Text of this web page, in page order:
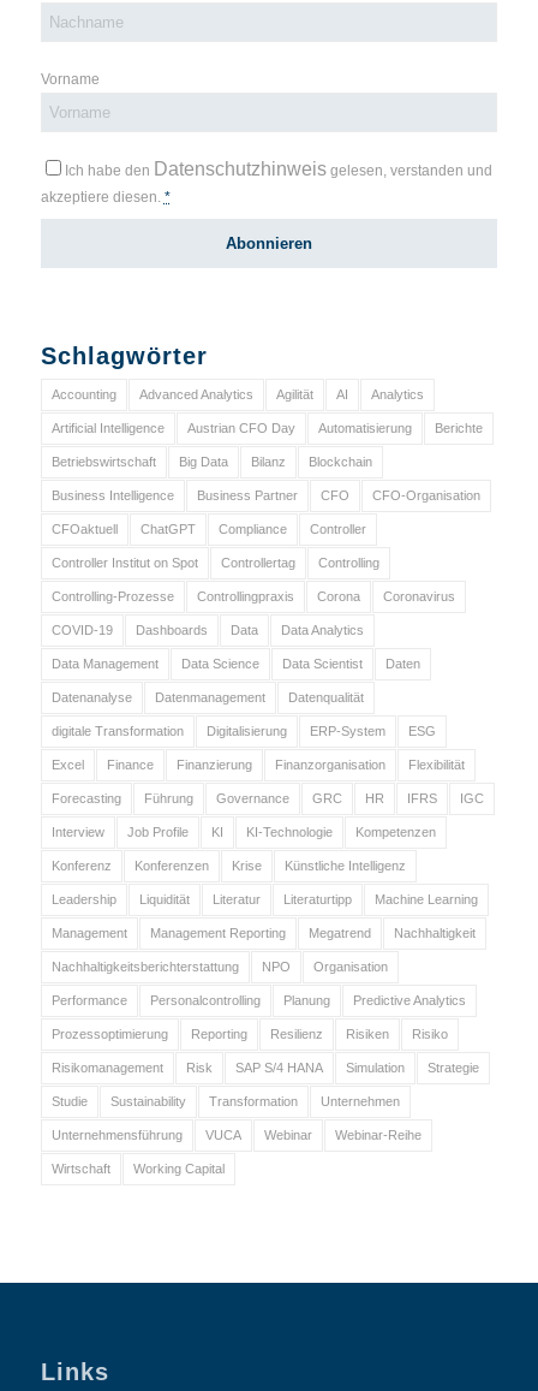
Vorname
Ich habe den Datenschutzhinweisgelesen, verstanden und
akzeptiere diesen. *
Schlagwörter
Accounting Advanced Analytics Agilität AI Analytics
Artificial Intelligence Austrian CFO Day Automatisierung Berichte
Betriebswirtschaft Big Data Bilanz Blockchain
Business Intelligence Business Partner CFO CFO-Organisation
CFOaktuell ChatGPT Compliance Controller
Controller Institut on Spot Controllertag Controlling
Controlling-Prozesse Controllingpraxis Corona Coronavirus
COVID-19 Dashboards Data Data Analytics
Data Management Data Science Data Scientist Daten
Datenanalyse Datenmanagement Datenqualität
digitale Transformation Digitalisierung ERP-System ESG
Excel Finance Finanzierung Finanzorganisation Flexibilität
Forecasting Führung Governance GRC HR IFRS IGC
Interview Job Profile KI KI-Technologie Kompetenzen
Konferenz Konferenzen Krise Künstliche Intelligenz
Leadership Liquidität Literatur Literaturtipp Machine Learning
Management Management Reporting Megatrend Nachhaltigkeit
Nachhaltigkeitsberichterstattung NPO Organisation
Performance Personalcontrolling Planung Predictive Analytics
Prozessoptimierung Reporting Resilienz Risiken Risiko
Risikomanagement Risk SAP S/4 HANA Simulation Strategie
Studie Sustainability Transformation Unternehmen
Unternehmensführung VUCA Webinar Webinar-Reihe
Wirtschaft Working Capital
Links